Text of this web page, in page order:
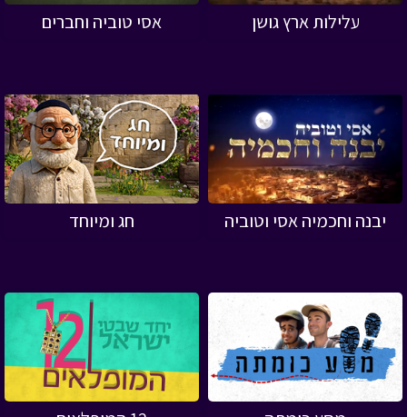
עלילות ארץ גושן אסי טוביה וחברים
יבנה וחכמיה אסי וטוביה חג ומיוחד